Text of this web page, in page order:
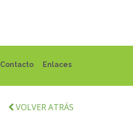
Contacto Enlaces
VOLVER ATRÁS